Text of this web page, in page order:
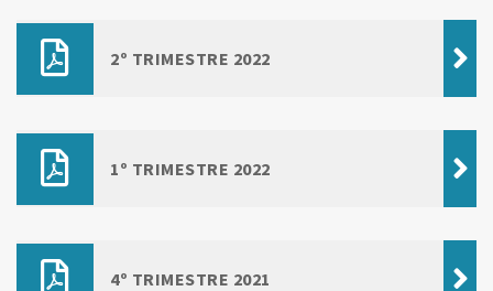
2º TRIMESTRE 2022
1º TRIMESTRE 2022
4º TRIMESTRE 2021